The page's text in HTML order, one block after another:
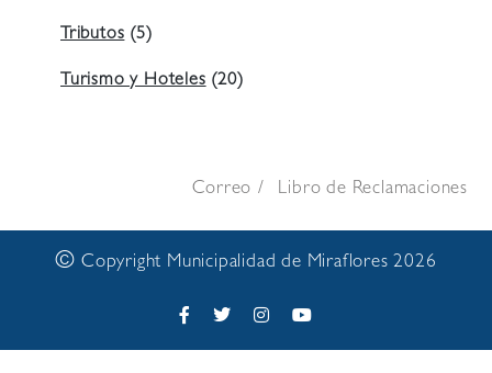
Tributos(5)
Turismo y Hoteles(20)
Correo Libro de Reclamaciones
© Copyright Municipalidad de Miraflores 2026